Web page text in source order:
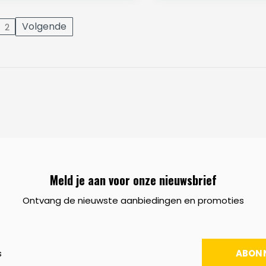
2 Volgende
Meld je aan voor onze nieuwsbrief
Ontvang de nieuwste aanbiedingen en promoties